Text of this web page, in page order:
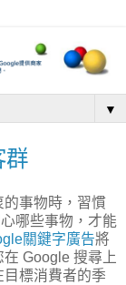
▼
群
的事物時，習慣
哪些事物，才能
關鍵字廣告將
Google 搜尋上
標消費者的季